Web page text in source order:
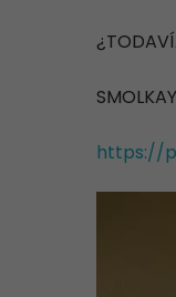
https://